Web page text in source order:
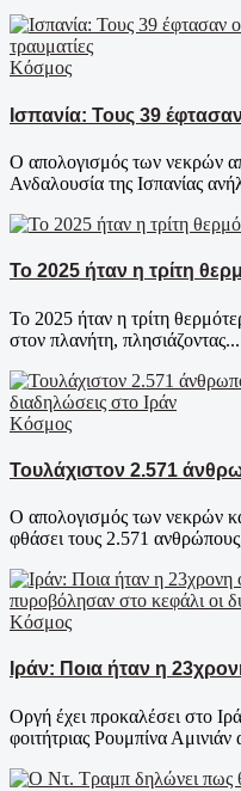
Κόσμος
Ισπανία: Τους 39
Ο απολογισμός των νεκρών
Ανδαλουσία της Ισπανίας
Το 2025 ήταν η τρίτη
Το 2025 ήταν η τρίτη
στον πλανήτη, πλησιάζοντας...
Κόσμος
Τουλάχιστον 2.571
Ο απολογισμός των νεκρών
φθάσει τους 2.571
Κόσμος
Ιράν: Ποια ήταν η
Oργή έχει προκαλέσει στο
φοιτήτριας Ρουμπίνα Αμινιάν